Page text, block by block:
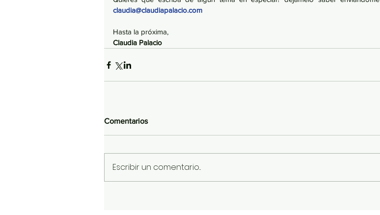
claudia@claudiapalacio.com
Hasta la próxima,
Claudia Palacio
Comentarios
Escribir un comentario...